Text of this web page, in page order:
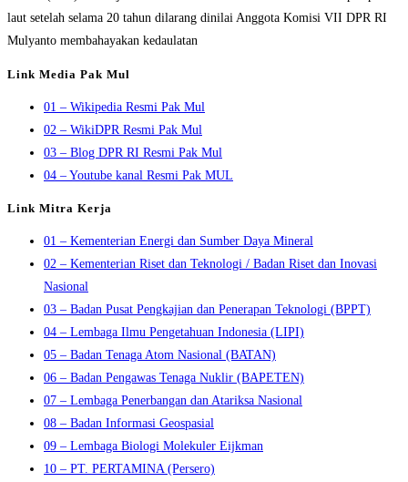
laut setelah selama 20 tahun dilarang dinilai Anggota Komisi VII DPR RI
Mulyanto membahayakan kedaulatan
Link Media Pak Mul
01 – Wikipedia Resmi Pak Mul
02 – WikiDPR Resmi Pak Mul
03 – Blog DPR RI Resmi Pak Mul
04 – Youtube kanal Resmi Pak MUL
Link Mitra Kerja
01 – Kementerian Energi dan Sumber Daya Mineral
02 – Kementerian Riset dan Teknologi / Badan Riset dan Inovasi
Nasional
03 – Badan Pusat Pengkajian dan Penerapan Teknologi (BPPT)
04 – Lembaga Ilmu Pengetahuan Indonesia (LIPI)
05 – Badan Tenaga Atom Nasional (BATAN)
06 – Badan Pengawas Tenaga Nuklir (BAPETEN)
07 – Lembaga Penerbangan dan Atariksa Nasional
08 – Badan Informasi Geospasial
09 – Lembaga Biologi Molekuler Eijkman
10 – PT. PERTAMINA (Persero)